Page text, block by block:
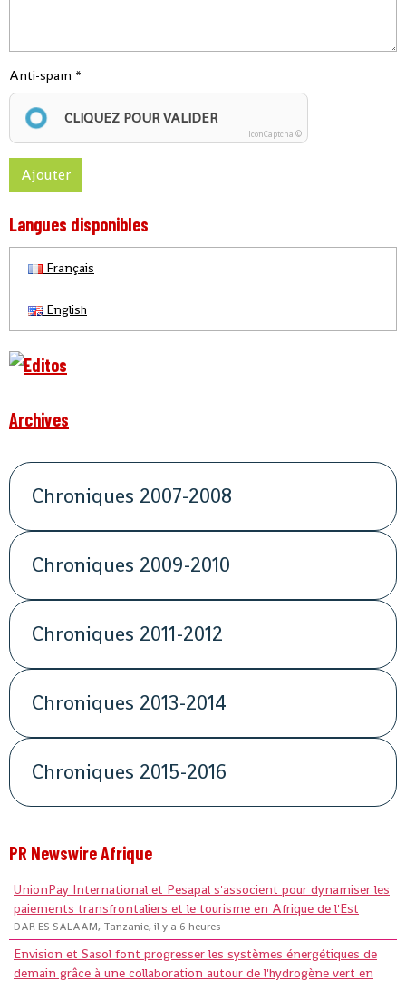
Anti-spam
CLIQUEZ POUR VALIDER
IconCaptcha ©
Ajouter
Langues disponibles
Français
English
Archives
Chroniques 2007-2008
Chroniques 2009-2010
Chroniques 2011-2012
Chroniques 2013-2014
Chroniques 2015-2016
PR Newswire Afrique
UnionPay International et Pesapal s'associent pour dynamiser les
paiements transfrontaliers et le tourisme en Afrique de l'Est
DAR ES SALAAM, Tanzanie, il y a 6 heures
Envision et Sasol font progresser les systèmes énergétiques de
demain grâce à une collaboration autour de l'hydrogène vert en